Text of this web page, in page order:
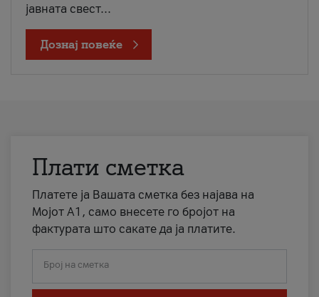
јавната свест...
Дознај повеќе
Плати сметка
Платете ја Вашата сметка без најава на
Мојот А1, само внесете го бројот на
фактурата што сакате да ја платите.
Број на сметка